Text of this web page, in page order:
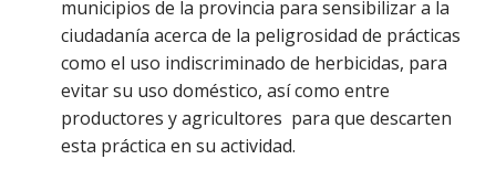
municipios de la provincia para sensibilizar a la
ciudadanía acerca de la peligrosidad de prácticas
como el uso indiscriminado de herbicidas, para
evitar su uso doméstico, así como entre
productores y agricultores para que descarten
esta práctica en su actividad.